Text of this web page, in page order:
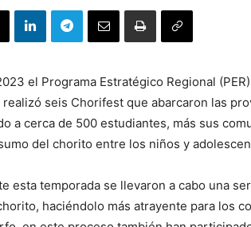
el Programa Estratégico Regional
realizó seis Chorifest que abarcaron las
a cerca de 500 estudiantes, más sus
del chorito entre los niños y
esta temporada se llevaron a cabo una
haciéndolo más atrayente para los